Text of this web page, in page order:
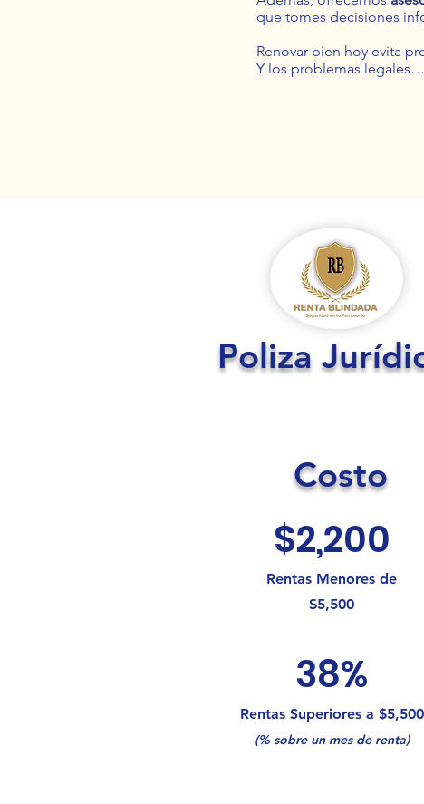
que tomes decisiones
Renovar bien hoy evita
Y los problemas
Poliza
Costo
$2,200
Rentas Menores de
$5,500
38%
Rentas Superiores a $5,500
(% sobre un mes de renta)